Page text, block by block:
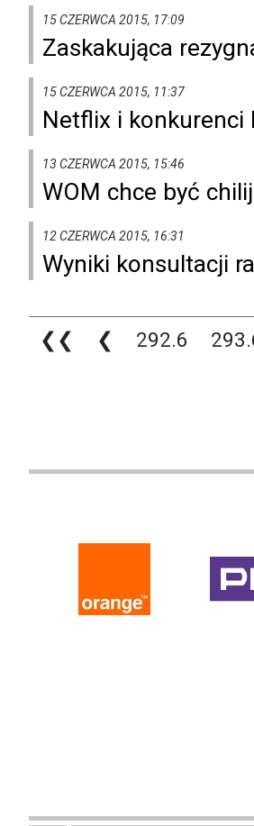
15 CZERWCA 2015, 17:09
Zaskakująca
15 CZERWCA 2015, 11:37
Netflix i konkurenci
13 CZERWCA 2015, 15:46
WOM chce być
12 CZERWCA 2015, 16:31
Wyniki konsultacji
❮❮ ❮ 292.6